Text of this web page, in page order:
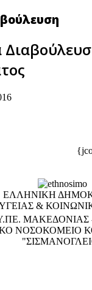
ΕΛΛΗΝΙΚΗ
&
NΟΣΟΚΟΜΕΙΟ